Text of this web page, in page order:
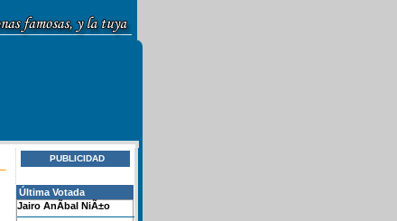
PUBLICIDAD
Última Votada
Jairo AnÃ­bal NiÃ±o